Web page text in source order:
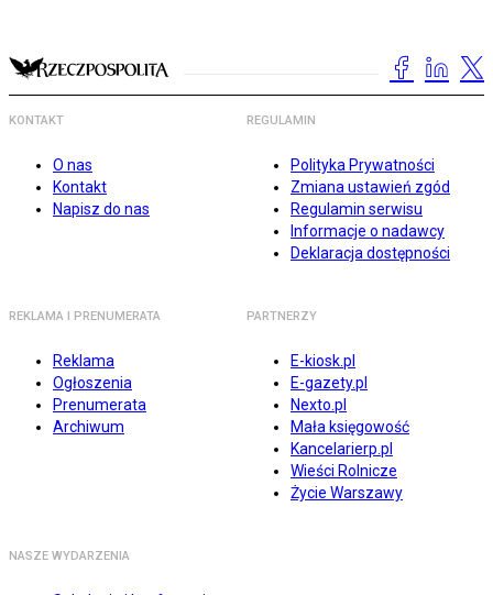
KONTAKT
O nas
Kontakt
Napisz do nas
REGULAMIN
Polityka Prywatności
Zmiana ustawień zgód
Regulamin serwisu
Informacje o nadawcy
Deklaracja dostępności
REKLAMA I PRENUMERATA
Reklama
Ogłoszenia
Prenumerata
Archiwum
PARTNERZY
E-kiosk.pl
E-gazety.pl
Nexto.pl
Mała księgowość
Kancelarierp.pl
Wieści Rolnicze
Życie Warszawy
NASZE WYDARZENIA